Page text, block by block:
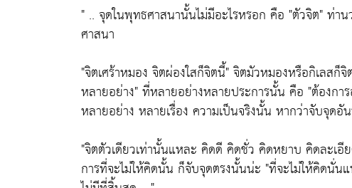
" .. จุดในพุทธศาสนานั้นไม่มีอะไรหรอก คือ "ตัวจิต"ท่าน
ศาสนา
"จิตเศร้าหมอง จิตผ่องใสก็จิตนี้"จิตมัวหมองหรือกิเลสก็
หลายอย่าง"ที่หลายอย่างหลายประการนั้น คือ "ต้องกา
หลายอย่าง หลายเรื่อง ความเป็นจริงนั้น หากว่าจับจุดอั
"จิตตัวเดียวเท่านั้นแหละ คิดดี คิดชั่ว คิดหยาบ คิดละเ
การที่จะไม่ให้คิดนั้น ก็จับจุดตรงนั้นน่ะ "ที่จะไม่ให้คิดนั่น